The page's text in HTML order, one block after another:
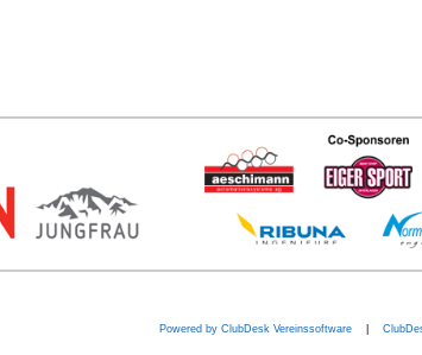
Powered by ClubDesk Vereinssoftware|